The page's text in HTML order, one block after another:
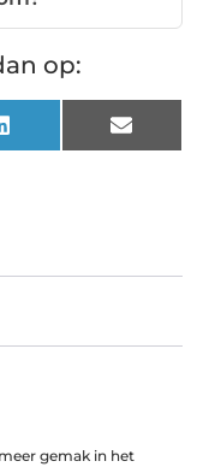
op:
LinkedIn Email
gemak in het